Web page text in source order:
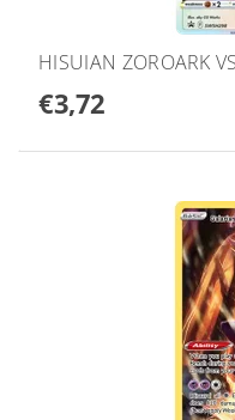
HISUIAN ZOROARK
€3,72